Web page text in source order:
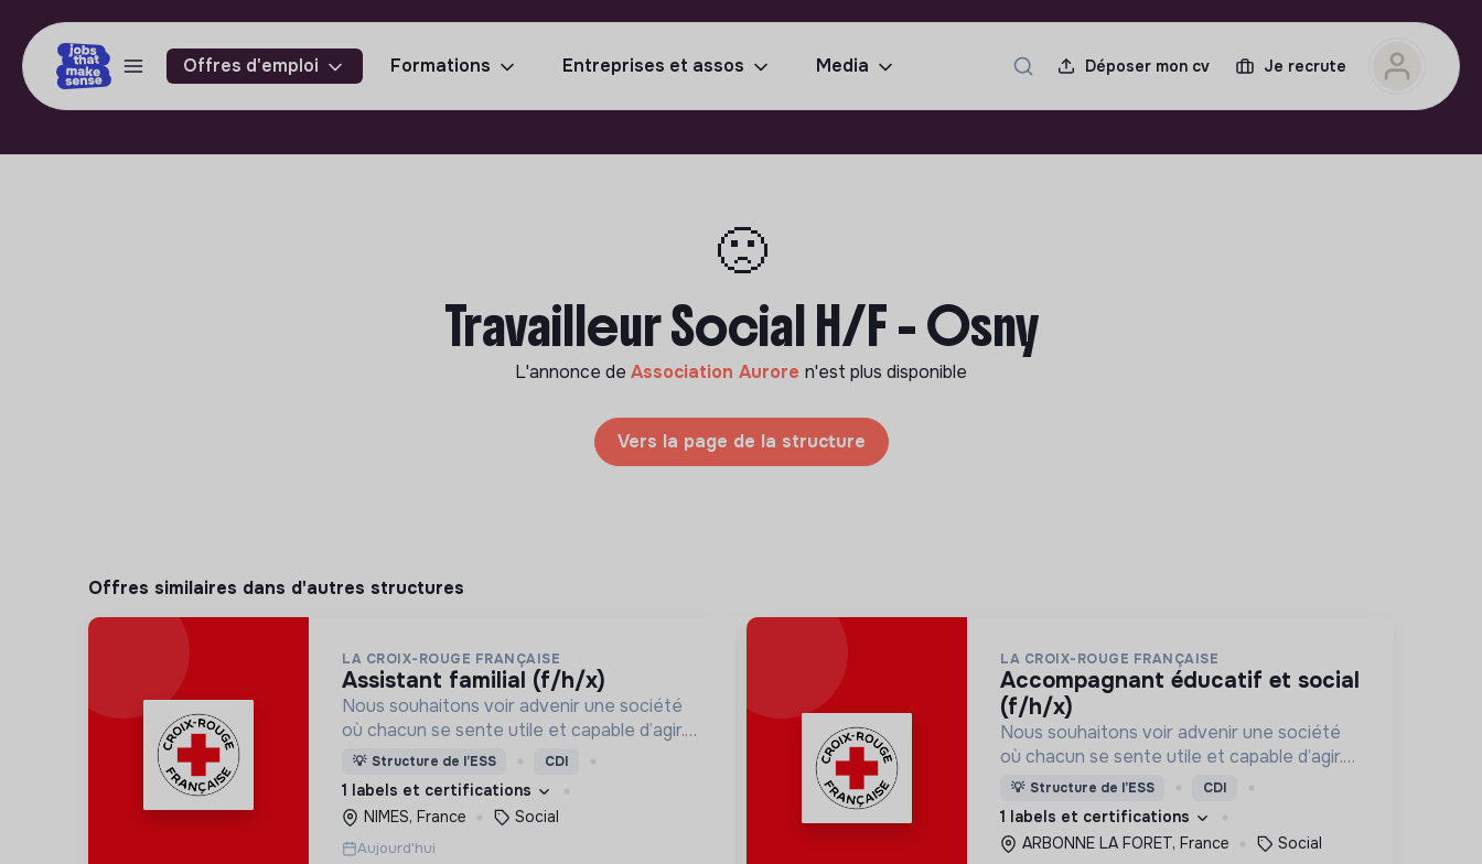
Offres d'emploi Formations Entreprises et assos Media Déposer mon cv Je recrute
🙁
Travailleur Social H/F - Osny
L'annonce de Association Aurore n'est plus disponible
Vers la page de la structure
Offres similaires dans d'autres structures
LA CROIX-ROUGE FRANÇAISE
assistant familial (f/h/x)
Nous souhaitons voir advenir une société
où chacun se sente utile et capable d’agir.
Pour cela, nous proposons des moyens et
des lieux d’engagement innovants et
adaptés à tous.
💡 Structure de l’ESS CDI
1 labels et certifications
NIMES, France
Social
Aujourd'hui
LA CROIX-ROUGE FRANÇAISE
accompagnant éducatif et social
(f/h/x)
Nous souhaitons voir advenir une société
où chacun se sente utile et capable d’agir.
Pour cela, nous proposons des moyens et
des lieux d’engagement innovants et
adaptés à tous.
💡 Structure de l’ESS CDI
1 labels et certifications
ARBONNE LA FORET, France
Social